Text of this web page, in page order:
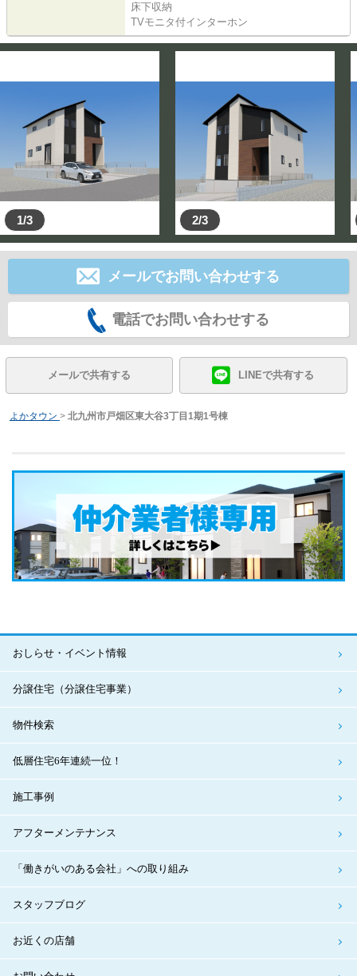
床下収納
TVモニタ付インターホン
1/3 2/3
メールでお問い合わせする
電話でお問い合わせする
メールで共有する LINEで共有する
よかタウン > 北九州市戸畑区東大谷3丁目1期1号棟
おしらせ・イベント情報
分譲住宅（分譲住宅事業）
物件検索
低層住宅6年連続一位！
施工事例
アフターメンテナンス
「働きがいのある会社」への取り組み
スタッフブログ
お近くの店舗